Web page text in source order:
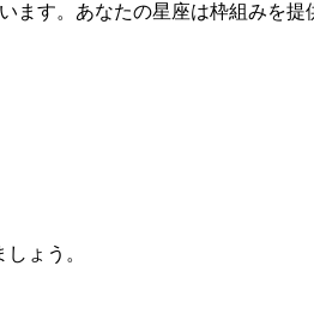
す。あなたの星座は枠組みを
ょう。